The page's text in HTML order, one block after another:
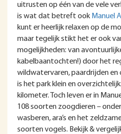
uitrusten op één van de vele
is wat dat betreft ook Manuel
kunt er heerlijk relaxen op de
maar tegelijk stikt het er ook
mogelijkheden: van
kabelbaantochten!) door het
wildwatervaren, paardrijden en
is het park klein en
kilometer. Toch leven er in
108 soorten zoogdieren –
wasberen, ara’s en het
soorten vogels. Bekijk &